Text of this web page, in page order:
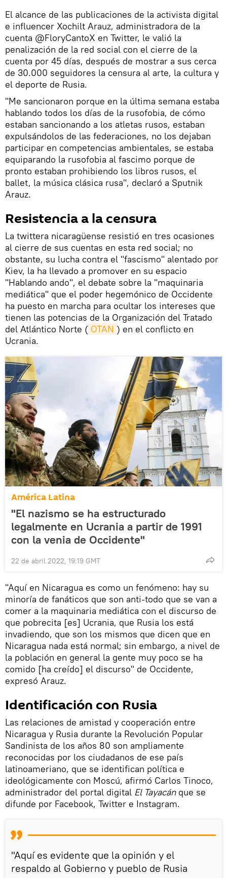
El alcance de las publicaciones de la activista digital
e influencer Xochilt Arauz, administradora de la
cuenta @FloryCantoX en Twitter, le valió la
penalización de la red social con el cierre de la
cuenta por 45 días, después de mostrar a sus cerca
de 30.000 seguidores la censura al arte, la cultura y
el deporte de Rusia.
"Me sancionaron porque en la última semana estaba
hablando todos los días de la rusofobia, de cómo
estaban sancionando a los atletas rusos, estaban
expulsándolos de las federaciones, no los dejaban
participar en competencias ambientales, se estaba
equiparando la rusofobia al fascimo porque de
pronto estaban prohibiendo los libros rusos, el
ballet, la música clásica rusa", declaró a Sputnik
Arauz.
Resistencia a la censura
La twittera nicaragüense resistió en tres ocasiones
al cierre de sus cuentas en esta red social; no
obstante, su lucha contra el "fascismo" alentado por
Kiev, la ha llevado a promover en su espacio
"Hablando ando", el debate sobre la "maquinaria
mediática" que el poder hegemónico de Occidente
ha puesto en marcha para ocultar los intereses que
tienen las potencias de la Organización del Tratado
del Atlántico Norte ( OTAN ) en el conflicto en
Ucrania.
América Latina
"El nazismo se ha estructurado
legalmente en Ucrania a partir de 1991
con la venia de Occidente"
22 de abril 2022, 19:19 GMT
"Aquí en Nicaragua es como un fenómeno: hay su
minoría de fanáticos que son anti-todo que se van a
comer a la maquinaria mediática con el discurso de
que pobrecita [es] Ucrania, que Rusia los está
invadiendo, que son los mismos que dicen que en
Nicaragua nada está normal; sin embargo, a nivel de
la población en general la gente muy poco se ha
comido [ha creído] el discurso" de Occidente,
expresó Arauz.
Identificación con Rusia
Las relaciones de amistad y cooperación entre
Nicaragua y Rusia durante la Revolución Popular
Sandinista de los años 80 son ampliamente
reconocidas por los ciudadanos de ese país
latinoameriano, que se identifican política e
ideológicamente con Moscú, afirmó Carlos Tinoco,
administrador del portal digital El Tayacánque se
difunde por Facebook, Twitter e Instagram.
"Aquí es evidente que la opinión y el
respaldo al Gobierno y pueblo de Rusia